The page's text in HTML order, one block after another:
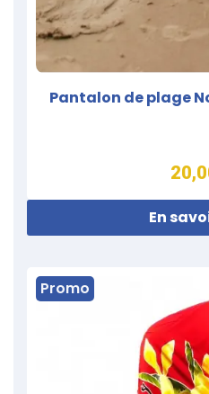
Pantalon de plage
En
Promo